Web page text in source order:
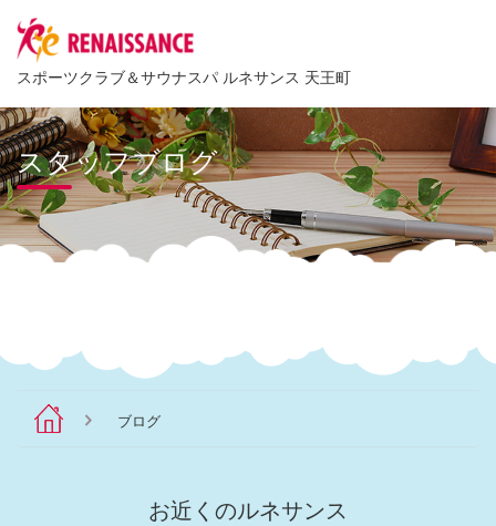
スポーツクラブ＆サウナスパ ルネサンス 天王町
スタッフブログ
ブログ
お近くのルネサンス